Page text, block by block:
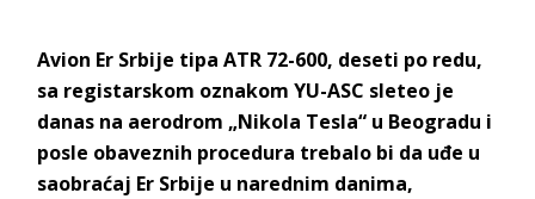
Avion Er Srbije tipa ATR 72-600, deseti po redu,
sa registarskom oznakom YU-ASC sleteo je
danas na aerodrom „Nikola Tesla“ u Beogradu i
posle obaveznih procedura trebalo bi da uđe u
saobraćaj Er Srbije u narednim danima,